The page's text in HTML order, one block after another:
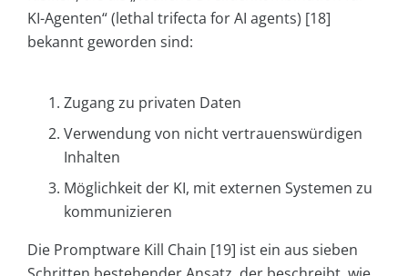
KI-Agenten“ (lethal trifecta for AI agents) [18]
bekannt geworden sind:
Zugang zu privaten Daten
Verwendung von nicht vertrauenswürdigen
Inhalten
Möglichkeit der KI, mit externen Systemen zu
kommunizieren
Die Promptware Kill Chain [19] ist ein aus sieben